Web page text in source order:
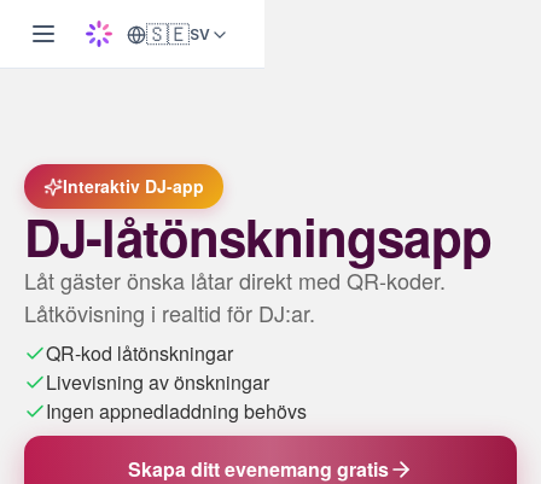
🇸🇪SV
Interaktiv DJ-app
DJ-låtönskningsapp
Låt gäster önska låtar direkt med QR-koder.
Låtkövisning i realtid för DJ:ar.
QR-kod låtönskningar
Livevisning av önskningar
Ingen appnedladdning behövs
Skapa ditt evenemang gratis